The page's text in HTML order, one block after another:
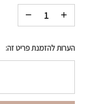
הערות להזמנת פריט זה: